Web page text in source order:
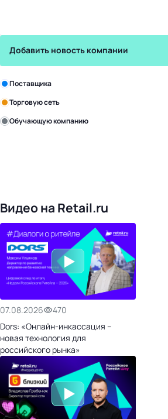
Добавить новость компании
Поставщика
Торговую сеть
Обучающую компанию
Видео на Retail.ru
07.08.2026
470
Dors: «Онлайн-инкассация –
новая технология для
российского рынка»